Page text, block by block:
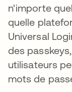
n'importe
quelle
Universal
des
utilisateurs
mots de